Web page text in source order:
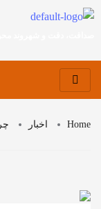
Home اخبار